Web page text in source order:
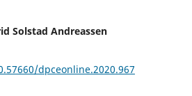
Solstad Andreassen
dpceonline.2020.967